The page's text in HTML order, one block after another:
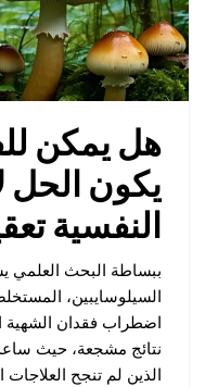
هل يمكن
يكون الحل
النفسية
ببساطة البحث
السيلوسايبين،
اضطراب فقدان الشهية
نتائج مشجعة، حيث
الذين لم تنجح العلاجات